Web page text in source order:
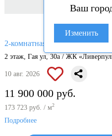
Ваш
Изменить
2-комнатная квартира, 68.5 м
2 этаж, Гая ул, 30а / ЖК
10 авг. 2026
11 900 000 руб.
173 723 руб. / м2
Подробнее